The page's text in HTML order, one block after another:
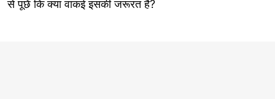
से पूछें कि क्या वाकई इसकी जरूरत है?